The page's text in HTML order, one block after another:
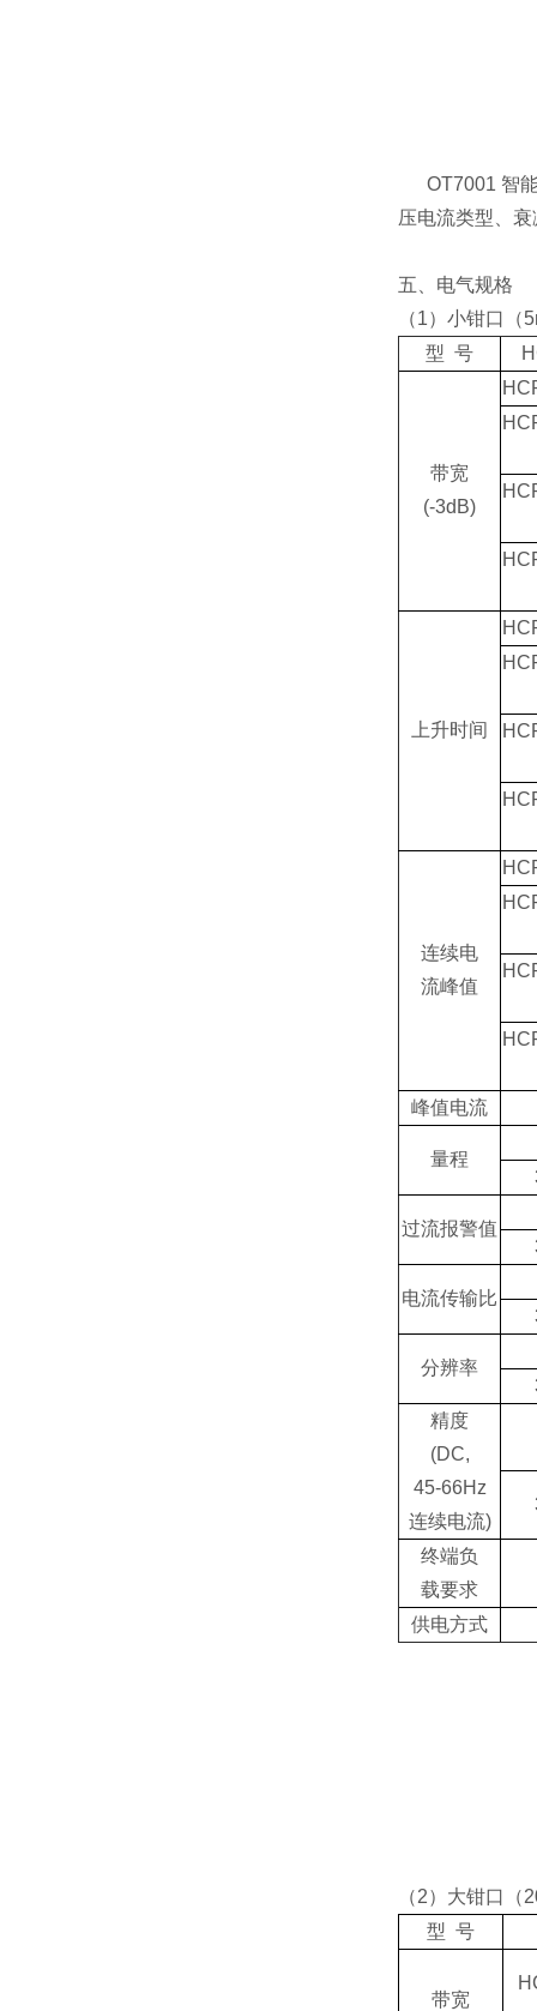
OT7001 智
压电流类型、
五、电气规格
（1）小钳口（
型 号
带宽
(-3dB)
上升时间
连续电
流峰值
峰值电流
量程
过流报警值
电流传输比
分辨率
精度
(DC,
45-66Hz
连续电流)
终端负
载要求
供电方式
（2）大钳口（
型 号
带宽